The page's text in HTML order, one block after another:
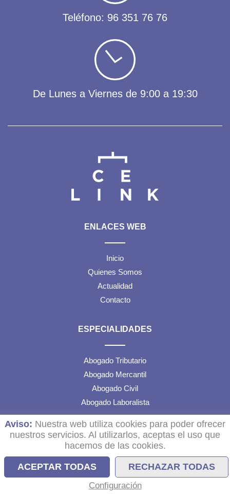
Aviso: Nuestra web utiliza cookies para poder ofrecer
nuestros servicios. Al utilizarlos, aceptas el uso que
hacemos de las cookies.
ACEPTAR TODAS RECHAZAR TODAS
Configuración
Teléfono: 96 351 76 76
De Lunes a Viernes de 9:00 a 19:30
ENLACES WEB
Inicio
Quienes Somos
Actualidad
Contacto
ESPECIALIDADES
Abogado Tributario
Abogado Mercantil
Abogado Civil
Abogado Laboralista
TEXTOS LEGALES
Aviso Legal
Política de Cookies
Configuración de Cookies